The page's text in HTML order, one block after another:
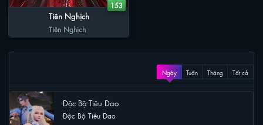
153
Tiên Nghịch
Tiên Nghịch
Ngày Tuần Tháng Tất cả
Độc Bộ Tiêu Dao
Độc Bộ Tiêu Dao